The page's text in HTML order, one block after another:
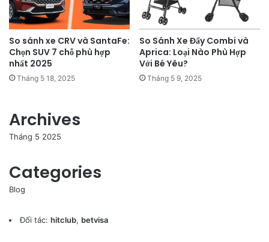
So sánh xe CRV và SantaFe:
Chọn SUV 7 chỗ phù hợp
nhất 2025
Tháng 5 18, 2025
So Sánh Xe Đẩy Combi và
Aprica: Loại Nào Phù Hợp
Với Bé Yêu?
Tháng 5 9, 2025
Archives
Tháng 5 2025
Categories
Blog
Đối tác: hitclub, betvisa